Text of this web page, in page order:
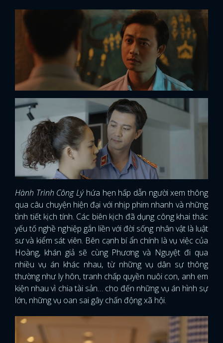
Hành Trình Công Lý hứa hẹn hấp dẫn người xem thông
qua câu chuyện hiện đại với nhịp phim nhanh và những
tình tiết kịch tính. Các biên kịch đã dụng công khai thác
yếu tố nghề nghiệp gắn liền với đời sống nhân vật là luật
sư và kiểm sát viên. Bên cạnh bí ẩn chính là vụ việc của
Hoàng, khán giả sẽ cùng Phương và Nguyệt đi qua
nhiều vụ án khác nhau, từ những vụ dân sự thông
thường như ly hôn, tranh chấp quyền nuôi con, anh em
kiện nhau vì chia tài sản… cho đến những vụ án hình sự
lớn, những vụ oan sai gây chấn động xã hội.